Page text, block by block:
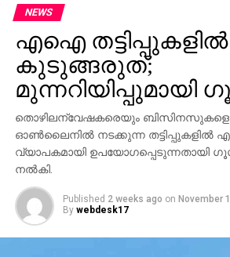
അക്രമികള്‍ക്ക് ഒറ്റുകൊടുക്കുന്നതിന്
എഴുപതാണ്ടിന്റെ മഹിതമായ
ഒരുകക്ഷിക്ക് ഏതെങ്കിലും
ചെപ്പടിവിദ്യകണ്ട് പിരിഞ്ഞുപോകാന്‍
സവിനയം ഓര്‍മിപ്പിക്കട്ടെ. മലപ്പുറം
ഉപതിരഞ്ഞെടുപ്പ്
അപകീര്‍ത്തിപ്പെടുത്താനുള്ള
തിരിച്ചറിയാന്‍
കഴിയും. ഉസ്താദിനെ ആരും
RELATED TOPICS:
UP NEXT
വര്‍ദ്ധിച്ചുവരുന്ന പാഴ്ജലം
NEWS
എഐ തട്ടിപ്പുകളില്‍
കുടുങ്ങരുത്;
മുന്നറിയിപ്പുമായി
തൊഴിലന്വേഷകരെയും
ഓണ്‍ലൈനില്‍ നടക്കുന്ന തട്ടിപ്പുകളില്‍
വ്യാപകമായി ഉപയോഗപ്പെടുന്നതായി
നല്‍കി.
Published 2 weeks ago on November
By webdesk17